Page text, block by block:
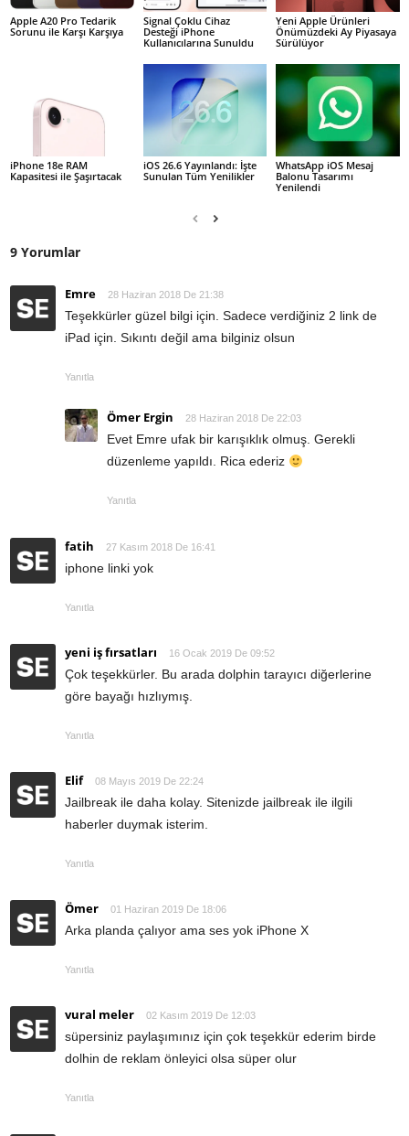
Apple A20 Pro Tedarik
Sorunu ile Karşı Karşıya
Signal Çoklu Cihaz
Desteği iPhone
Kullanıcılarına Sunuldu
Yeni Apple Ürünleri
Önümüzdeki Ay Piyasaya
Sürülüyor
iPhone 18e RAM
Kapasitesi ile Şaşırtacak
iOS 26.6 Yayınlandı: İşte
Sunulan Tüm Yenilikler
WhatsApp iOS Mesaj
Balonu Tasarımı
Yenilendi
9 Yorumlar
Emre 28 Haziran 2018 De 21:38
Teşekkürler güzel bilgi için. Sadece verdiğiniz 2 link de
iPad için. Sıkıntı değil ama bilginiz olsun
Yanıtla
Ömer Ergin 28 Haziran 2018 De 22:03
Evet Emre ufak bir karışıklık olmuş. Gerekli
düzenleme yapıldı. Rica ederiz
Yanıtla
fatih 27 Kasım 2018 De 16:41
iphone linki yok
Yanıtla
yeni iş fırsatları 16 Ocak 2019 De 09:52
Çok teşekkürler. Bu arada dolphin tarayıcı diğerlerine
göre bayağı hızlıymış.
Yanıtla
Elif 08 Mayıs 2019 De 22:24
Jailbreak ile daha kolay. Sitenizde jailbreak ile ilgili
haberler duymak isterim.
Yanıtla
Ömer 01 Haziran 2019 De 18:06
Arka planda çalıyor ama ses yok iPhone X
Yanıtla
vural meler 02 Kasım 2019 De 12:03
süpersiniz paylaşımınız için çok teşekkür ederim birde
dolhin de reklam önleyici olsa süper olur
Yanıtla